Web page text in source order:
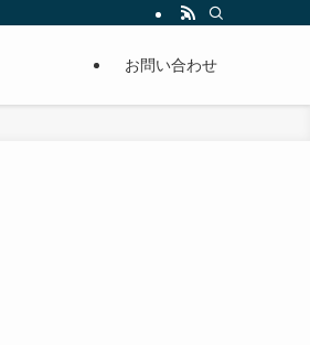
かりやすくまとめています。
お問い合わせ